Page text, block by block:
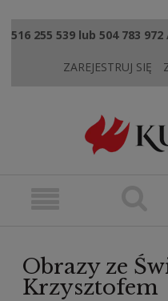
516 255 539 lub 504 783
ZAREJESTRUJ SIĘ
Obrazy ze
Krzysztofem